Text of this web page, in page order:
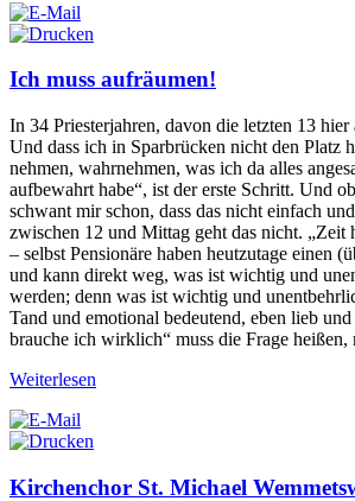
Ich muss aufräumen!
In 34 Priesterjahren, davon die letzten 13
Und dass ich in Sparbrücken nicht den Platz
nehmen, wahrnehmen, was ich da alles
aufbewahrt habe“, ist der erste Schritt. Und
schwant mir schon, dass das nicht einfach
zwischen 12 und Mittag geht das nicht. „Zeit
– selbst Pensionäre haben heutzutage einen
und kann direkt weg, was ist wichtig und
werden; denn was ist wichtig und
Tand und emotional bedeutend, eben lieb
brauche ich wirklich“ muss die Frage
Weiterlesen
Kirchenchor St. Michael